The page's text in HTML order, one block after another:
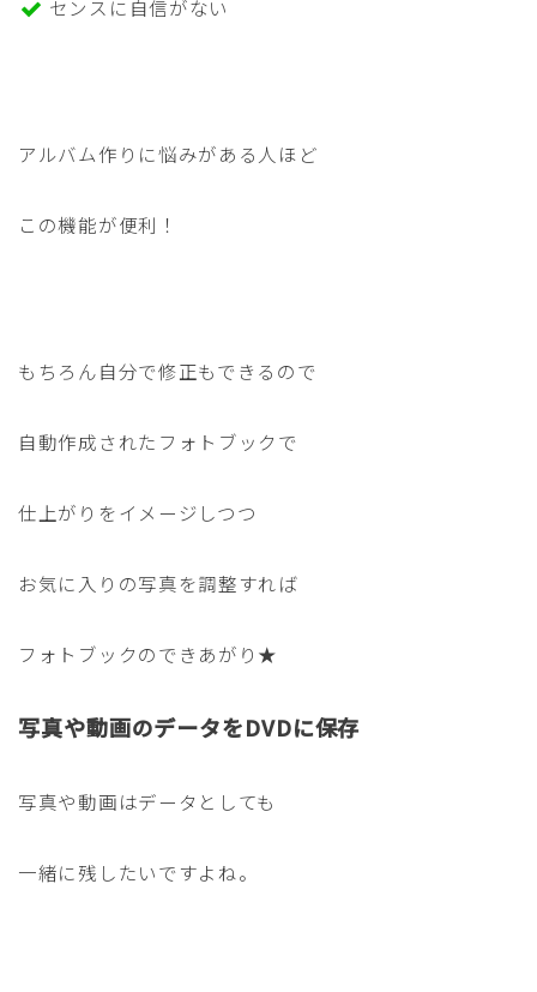
センスに自信がない
アルバム作りに悩みがある人ほど
この機能が便利！
もちろん自分で修正もできるので
自動作成されたフォトブックで
仕上がりをイメージしつつ
お気に入りの写真を調整すれば
フォトブックのできあがり★
写真や動画のデータをDVDに保存
写真や動画はデータとしても
一緒に残したいですよね。